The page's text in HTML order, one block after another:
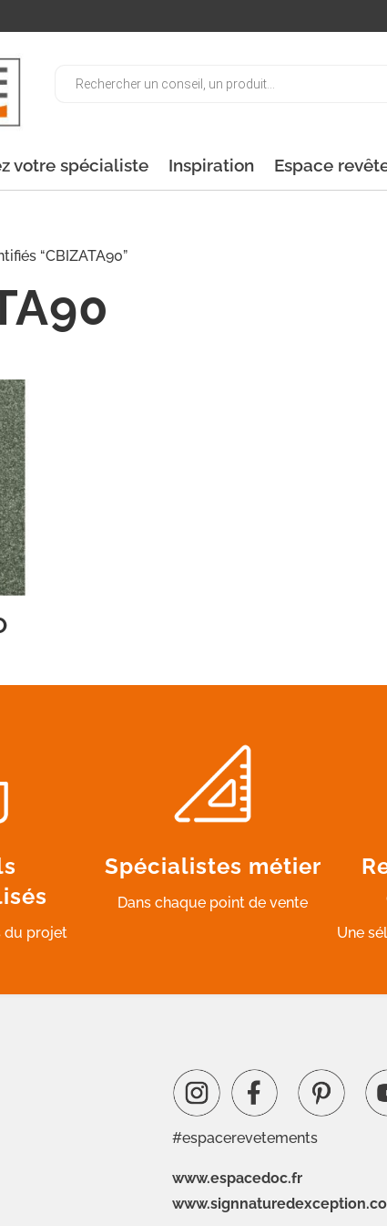
votre spécialiste Inspiration Espace
“CBIZATA90”
du projet
Spécialistes métier
Dans chaque point de vente
Une
#espacerevetements
www.espacedoc.fr